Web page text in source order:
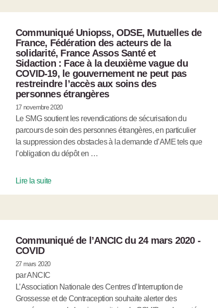
Communiqué Uniopss, ODSE, Mutuelles de
France, Fédération des acteurs de la
solidarité, France Assos Santé et
Sidaction : Face à la deuxième vague du
COVID-19, le gouvernement ne peut pas
restreindre l’accès aux soins des
personnes étrangères
17 novembre 2020
Le SMG soutient les revendications de sécurisation du
parcours de soin des personnes étrangères, en particulier
la suppression des obstacles à la demande d’AME tels que
l’obligation du dépôt en …
Lire la suite
Communiqué de l’ANCIC du 24 mars 2020 -
COVID
27 mars 2020
par ANCIC
L’Association Nationale des Centres d’Interruption de
Grossesse et de Contraception souhaite alerter des